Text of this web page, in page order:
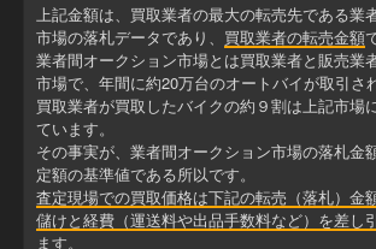
上記金額は、買取業者の最大の転売先である業
市場の落札データであり、 買取業者の転売金額
業者間オークション市場とは買取業者と販売業
市場で、年間に約20万台のオートバイが取引さ
買取業者が買取したバイクの約９割は上記市場
ています。
その事実が、業者間オークション市場の落札金
定額の基準値である所以です。
査定現場での買取価格は下記の転売（落札）金
儲けと経費（運送料や出品手数料など）を差し
ます。